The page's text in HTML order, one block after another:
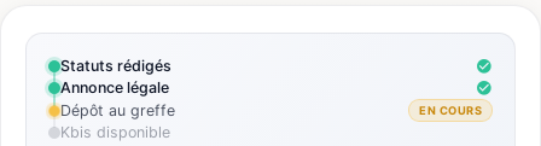
Statuts rédigés
Annonce légale
Dépôt au greffe
EN COURS
Kbis disponible